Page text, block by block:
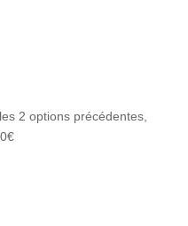
2 options précédentes,